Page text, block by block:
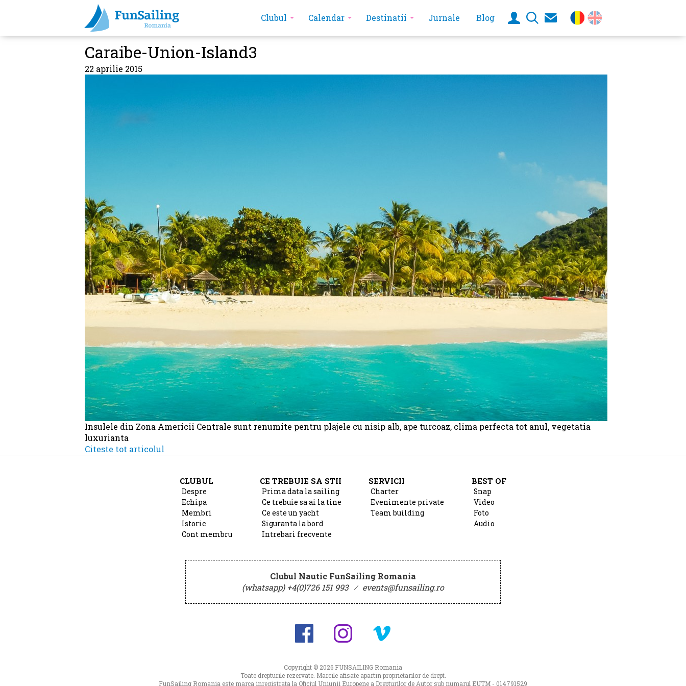
Clubul Calendar Destinatii Jurnale Blog
Caraibe-Union-Island3
22 aprilie 2015
Insulele din Zona Americii Centrale sunt renumite pentru plajele cu nisip alb, ape turcoaz, clima perfecta tot anul, vegetatia
luxurianta
Citeste tot articolul
CLUBUL
Despre
Echipa
Membri
Istoric
Cont membru
CE TREBUIE SA STII
Prima data la sailing
Ce trebuie sa ai la tine
Ce este un yacht
Siguranta la bord
Intrebari frecvente
SERVICII
Charter
Evenimente private
Team building
BEST OF
Snap
Video
Foto
Audio
Clubul Nautic FunSailing Romania
(whatsapp) +4(0)726 151 993 ⁄ events@funsailing.ro
Copyright © 2026 FUNSAILING Romania
Toate drepturile rezervate. Marcile afisate apartin proprietarilor de drept.
FunSailing Romania este marca inregistrata la Oficiul Uniunii Europene a Drepturilor de Autor sub numarul EUTM - 014791529